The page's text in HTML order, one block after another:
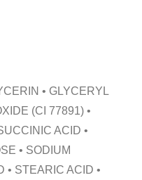
• GLYCERYL
(CI 77891) •
ACID •
• SODIUM
• STEARIC ACID •